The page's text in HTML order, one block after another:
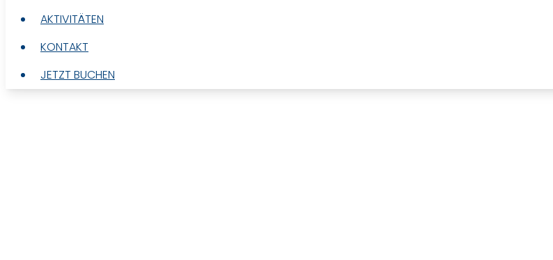
AKTIVITÄTEN
KONTAKT
JETZT BUCHEN
AKTIVITÄTEN
KONTAKT
JETZT BUCHEN